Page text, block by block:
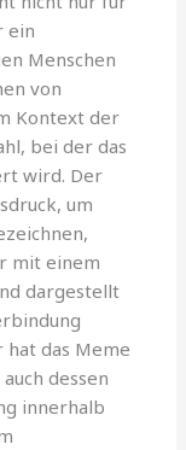
ein
Menschen
von
Kontext der
bei der das
wird. Der
um
mit einem
dargestellt
hat das Meme
dessen
innerhalb